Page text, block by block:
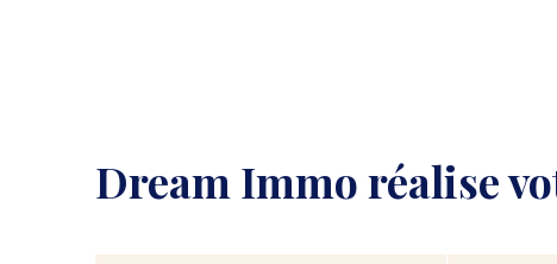
Dream Immoréalise